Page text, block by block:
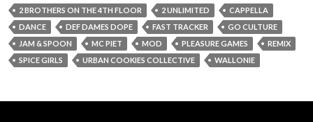
2 BROTHERS ON THE 4TH FLOOR 2 UNLIMITED
CAPPELLA
DANCE
DEF DAMES DOPE FAST TRACKER
GO CULTURE
JAM & SPOON
MC PIET MOD PLEASURE GAMES
REMIX
SPICE GIRLS
URBAN COOKIES COLLECTIVE WALLONIE